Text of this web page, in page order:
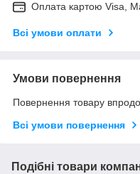
Оплата картою Visa,
Всі умови оплати
Умови повернення
Повернення товару
Всі умови повернення
Подібні товари